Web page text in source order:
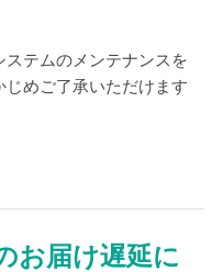
テムのメンテナンスを
めご了承いただけます
お届け遅延に